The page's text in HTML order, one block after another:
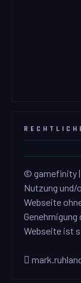
© gamefinity |
Nutzung und/
Webseite
Webseite ist